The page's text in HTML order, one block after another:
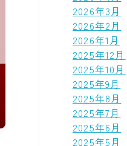
2026年3月
2026年2月
2026年1月
2025年12月
2025年10月
2025年9月
2025年8月
2025年7月
2025年6月
2025年5月